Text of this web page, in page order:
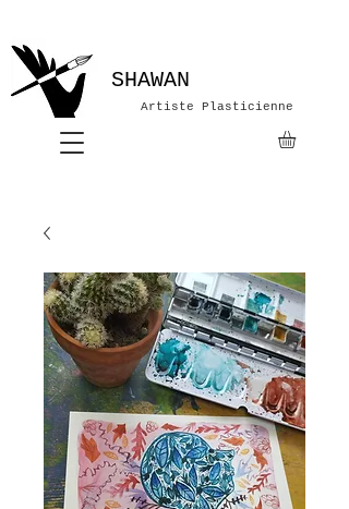
Artiste Plasticienne
SHAWAN